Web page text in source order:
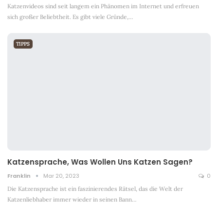
Katzenvideos sind seit langem ein Phänomen im Internet und erfreuen
sich großer Beliebtheit. Es gibt viele Gründe, …
TIPPS
Katzensprache, Was Wollen Uns Katzen Sagen?
Franklin Mar 20, 2023 0
Die Katzensprache ist ein faszinierendes Rätsel, das die Welt der
Katzenliebhaber immer wieder in seinen Bann…